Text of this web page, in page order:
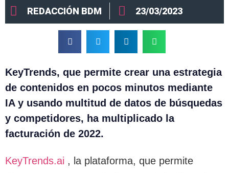
REDACCIÓN BDM 23/03/2023
KeyTrends, que permite crear una estrategia
de contenidos en pocos minutos mediante
IA y usando multitud de datos de búsquedas
y competidores, ha multiplicado la
facturación de 2022.
KeyTrends.ai , la plataforma, que permite